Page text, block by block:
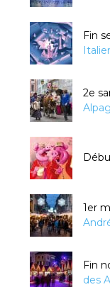
Fin
2e
1er
Fin
des